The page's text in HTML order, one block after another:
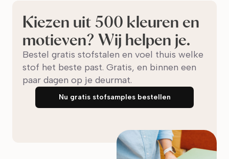
Kiezen uit 500 kleuren en
motieven? Wij helpen je.
Bestel gratis stofstalen en voel thuis welke
stof het beste past. Gratis, en binnen een
paar dagen op je deurmat.
Nu gratis stofsamples bestellen